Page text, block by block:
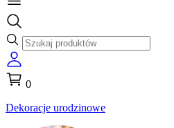
0
Dekoracje urodzinowe